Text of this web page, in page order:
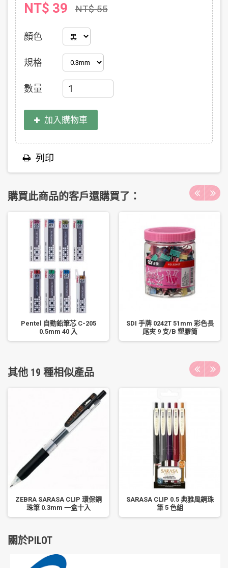
NT$ 39 NT$ 55
顏色
規格
數量
加入購物車
列印
購買此商品的客戶還購買了：
Pentel 自動鉛筆芯 C-205
0.5mm 40 入
SDI 手牌 0242T 51mm 彩色長
尾夾 9 支/B 塑膠筒
其他 19 種相似產品
ZEBRA SARASA CLIP 環保鋼
珠筆 0.3mm 一盒十入
SARASA CLIP 0.5 典雅風鋼珠
筆 5 色組
關於PILOT